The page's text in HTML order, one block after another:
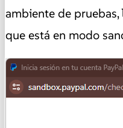
ambiente de pruebas,
que está en modo